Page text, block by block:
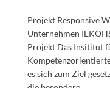
Projekt Responsive
Unternehmen
Projekt Das Insititut
es sich zum Ziel